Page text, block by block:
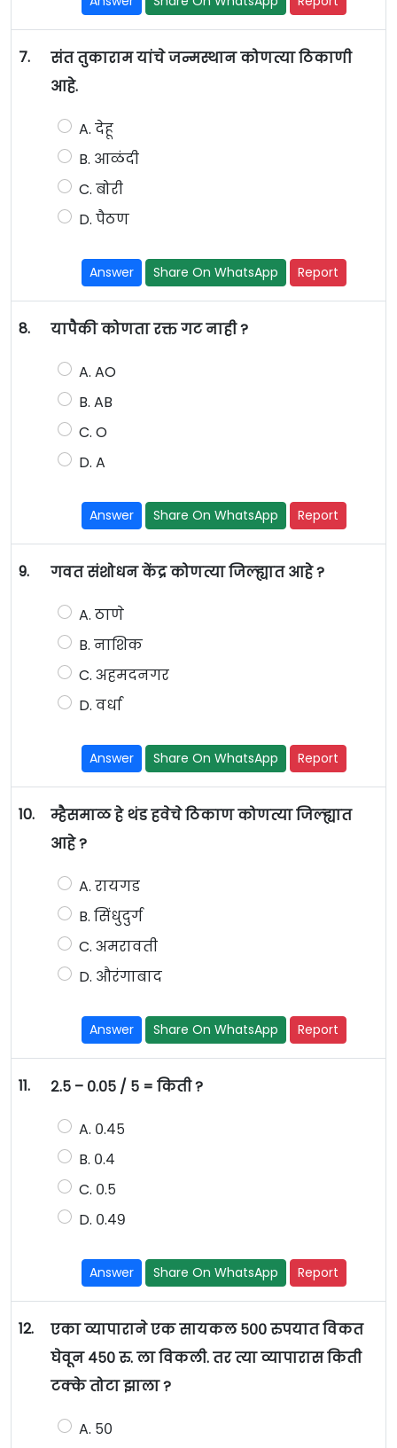
7.
संत तुकाराम यांचे जन्मस्थान कोणत्या ठिकाणी
आहे.
A. देहू
B. आळंदी
C. बोरी
D. पैठण
Answer Share On WhatsApp Report
8. यापैकी कोणता रक्त गट नाही ?
A. AO
B. AB
C. O
D. A
Answer Share On WhatsApp Report
9. गवत संशोधन केंद्र कोणत्या जिल्ह्यात आहे ?
A. ठाणे
B. नाशिक
C. अहमदनगर
D. वर्धा
Answer Share On WhatsApp Report
10.
म्हैसमाळ हे थंड हवेचे ठिकाण कोणत्या जिल्ह्यात
आहे ?
A. रायगड
B. सिंधुदुर्ग
C. अमरावती
D. औरंगाबाद
Answer Share On WhatsApp Report
11. २.५ – ०.०५ / ५ = किती ?
A. ०.४५
B. ०.४
C. ०.५
D. ०.४९
Answer Share On WhatsApp Report
12.
एका व्यापाराने एक सायकल ५०० रुपयात विकत
घेवून ४५० रु. ला विकली. तर त्या व्यापारास किती
टक्के तोटा झाला ?
A. ५०